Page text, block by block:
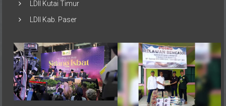
Pemerintah melalui